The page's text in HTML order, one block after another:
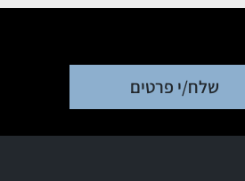
שלח/י פרטים